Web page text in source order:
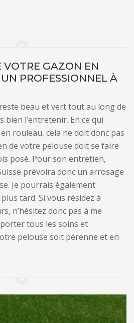
VOTRE GAZON EN
PROFESSIONNEL À
beau et vert tout au long de
bien l’entretenir. En ce qui
rouleau, cela ne doit donc pas
de votre pelouse doit se faire
posé. Pour son entretien,
prévoira donc un arrosage
Je pourrais également
tard. Si vous résidez à
n’hésitez donc pas à me
tous les soins et
pelouse soit pérenne et en